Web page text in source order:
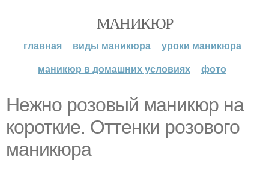
МАНИКЮР
главная виды маникюра
уроки маникюра
маникюр в домашних условиях
фото
Нежно розовый маникюр на
короткие. Оттенки розового
маникюра